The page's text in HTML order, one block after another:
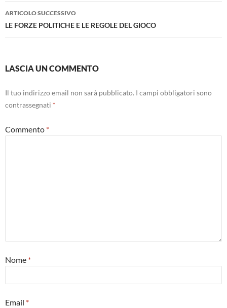
ARTICOLO SUCCESSIVO
LE FORZE POLITICHE E LE REGOLE DEL GIOCO
LASCIA UN COMMENTO
Il tuo indirizzo email non sarà pubblicato. I campi obbligatori sono
contrassegnati *
Commento *
Nome *
Email *